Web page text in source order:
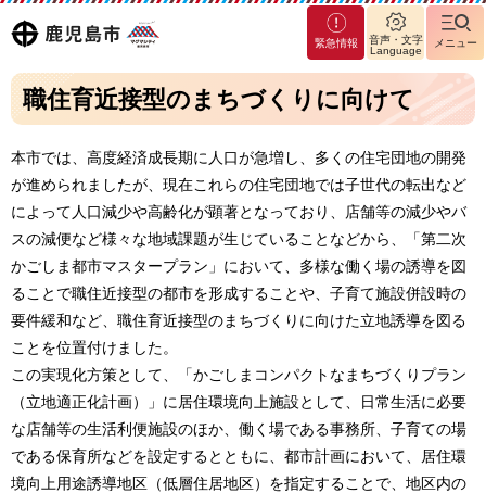
鹿児島
市
マグ
マシ
ティ
鹿児
島市
緊急情報
音声・文字
Language
メニュー
職住育近接型のまちづくりに向けて
本市では、高度経済成長期に人口が急増し、多くの住宅団地の開発
が進められましたが、現在これらの住宅団地では子世代の転出など
によって人口減少や高齢化が顕著となっており、店舗等の減少やバ
スの減便など様々な地域課題が生じていることなどから、「第二次
かごしま都市マスタープラン」において、多様な働く場の誘導を図
ることで職住近接型の都市を形成することや、子育て施設併設時の
要件緩和など、職住育近接型のまちづくりに向けた立地誘導を図る
ことを位置付けました。
この実現化方策として、「かごしまコンパクトなまちづくりプラン
（立地適正化計画）」に居住環境向上施設として、日常生活に必要
な店舗等の生活利便施設のほか、働く場である事務所、子育ての場
である保育所などを設定するとともに、都市計画において、居住環
境向上用途誘導地区（低層住居地区）を指定することで、地区内の